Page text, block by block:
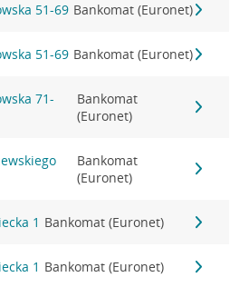
51-69 Bankomat (Euronet)
51-69 Bankomat (Euronet)
71-
Bankomat
(Euronet)
Bankomat
(Euronet)
1 Bankomat (Euronet)
1 Bankomat (Euronet)